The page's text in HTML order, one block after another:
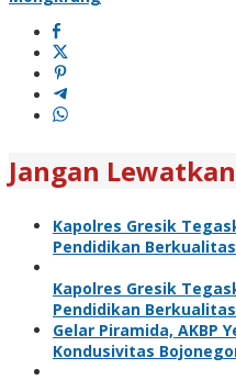
Jangan Lewatkan
Kapolres Gresik
Pendidikan Berkualitas
Kapolres Gresik
Pendidikan Berkualitas
Gelar Piramida, AKBP
Kondusivitas